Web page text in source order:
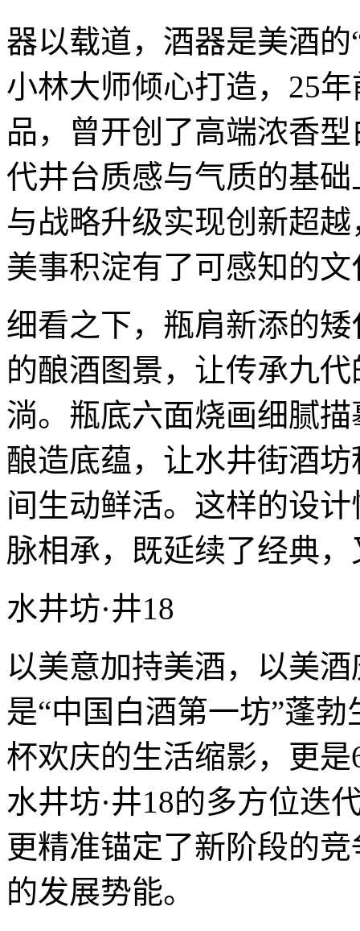
器以载道，酒器是美酒的
小林大师倾心打造，25
品，曾开创了高端浓香
代井台质感与气质的基
与战略升级实现创新超
美事积淀有了可感知的
细看之下，瓶肩新添的
的酿酒图景，让传承九
淌。瓶底六面烧画细腻
酿造底蕴，让水井街酒
间生动鲜活。这样的设
脉相承，既延续了经典
水井坊·井18
以美意加持美酒，以美
是“中国白酒第一坊”蓬
杯欢庆的生活缩影，更
水井坊·井18的多方位迭
更精准锚定了新阶段的
的发展势能。